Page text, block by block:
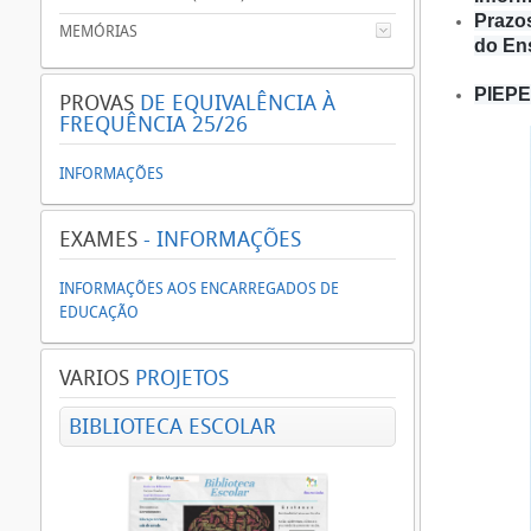
do
MEMÓRIAS
PROVAS DE EQUIVALÊNCIA À
FREQUÊNCIA 25/26
INFORMAÇÕES
EXAMES - INFORMAÇÕES
INFORMAÇÕES AOS ENCARREGADOS DE
EDUCAÇÃO
VARIOS PROJETOS
BIBLIOTECA ESCOLAR